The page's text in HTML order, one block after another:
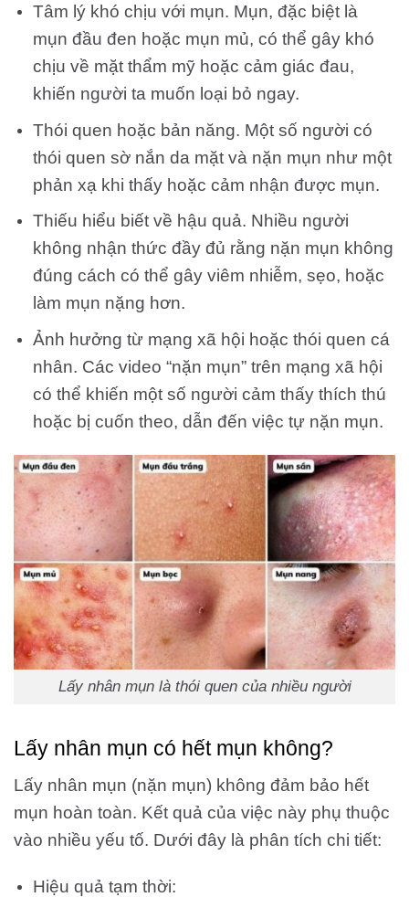
Tâm lý khó chịu với mụn. Mụn, đặc biệt là
mụn đầu đen hoặc mụn mủ, có thể gây khó
chịu về mặt thẩm mỹ hoặc cảm giác đau,
khiến người ta muốn loại bỏ ngay.
Thói quen hoặc bản năng. Một số người có
thói quen sờ nắn da mặt và nặn mụn như một
phản xạ khi thấy hoặc cảm nhận được mụn.
Thiếu hiểu biết về hậu quả. Nhiều người
không nhận thức đầy đủ rằng nặn mụn không
đúng cách có thể gây viêm nhiễm, sẹo, hoặc
làm mụn nặng hơn.
Ảnh hưởng từ mạng xã hội hoặc thói quen cá
nhân. Các video “nặn mụn” trên mạng xã hội
có thể khiến một số người cảm thấy thích thú
hoặc bị cuốn theo, dẫn đến việc tự nặn mụn.
Lấy nhân mụn là thói quen của nhiều người
Lấy nhân mụn có hết mụn không?
Lấy nhân mụn (nặn mụn) không đảm bảo hết
mụn hoàn toàn. Kết quả của việc này phụ thuộc
vào nhiều yếu tố. Dưới đây là phân tích chi tiết:
Hiệu quả tạm thời: